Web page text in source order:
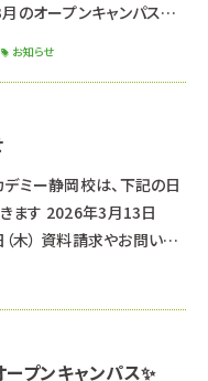
のオープンキャンパスに
３：００～１６：３０ （１
☆ 専門学校ルネサンス・
校】 静岡県静岡市駿河区
はありませんので、公
お知らせ
デミー静岡校は、下記の日
ます 2026年3月13日
木） 資料請求やお問い合
は可能です♪
ープンキャンパス✨